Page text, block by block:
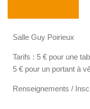
Salle Guy Poirieux
Tarifs : 5 € pour une
5 € pour un portant à
Renseignements /